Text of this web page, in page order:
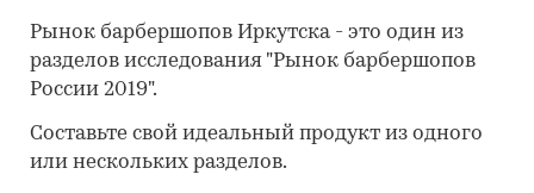
Рынок барбершопов Иркутска - это один из
разделов исследования "Рынок барбершопов
России 2019".
Составьте свой идеальный продукт из одного
или нескольких разделов.